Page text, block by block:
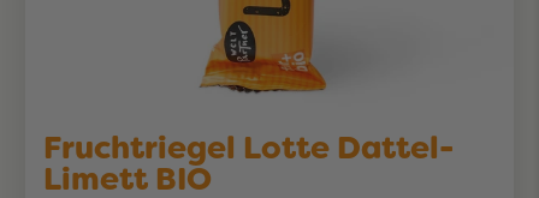
Fruchtriegel Lotte Dattel-
Limett BIO